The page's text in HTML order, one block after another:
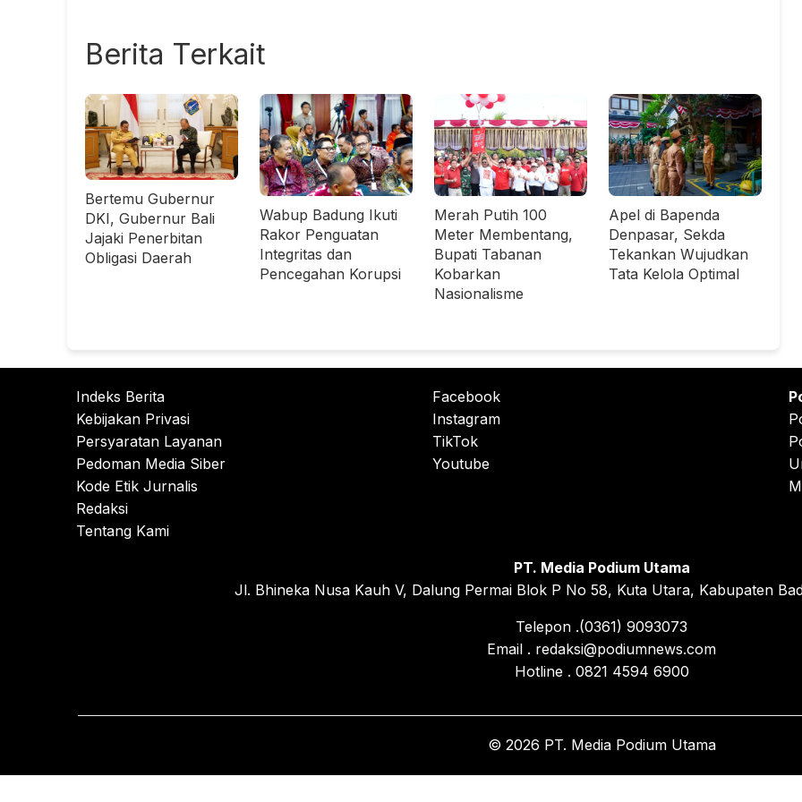
Berita Terkait
Bertemu Gubernur
DKI, Gubernur Bali
Jajaki Penerbitan
Obligasi Daerah
Wabup Badung Ikuti
Rakor Penguatan
Integritas dan
Pencegahan Korupsi
Merah Putih 100
Meter Membentang,
Bupati Tabanan
Kobarkan
Nasionalisme
Apel di Bapenda
Denpasar, Sekda
Tekankan Wujudkan
Tata Kelola Optimal
Indeks Berita
Kebijakan Privasi
Persyaratan Layanan
Pedoman Media Siber
Kode Etik Jurnalis
Redaksi
Tentang Kami
Facebook
Instagram
TikTok
Youtube
PT. Media Podium Utama
Jl. Bhineka Nusa Kauh V, Dalung Permai Blok P No 58, Kuta Utara, Kabupaten
Telepon .(0361) 9093073
Email . redaksi@podiumnews.com
Hotline . 0821 4594 6900
© 2026 PT. Media Podium Utama